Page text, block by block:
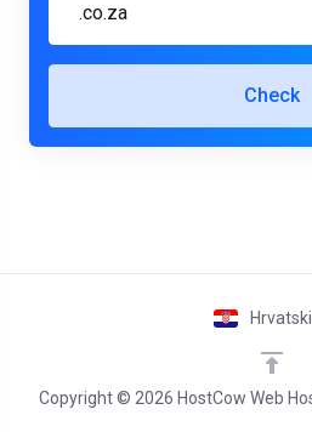
.co.za
Check
Copyright © 2026 HostCow Web
Hrvatski